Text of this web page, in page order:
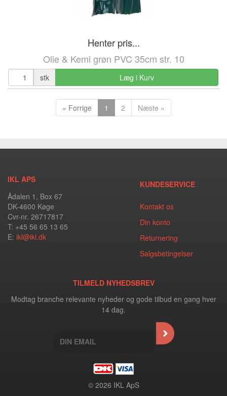
Henter pris...
Olie & Kemi grøn PVC 35cm str. 10
stk Læg i Kurv
« Forrige 1 2 Næste »
IKL APS
Ådalen 1, Box 67
DK-4600 Køge
Cvr-nr. 26717817
T: +45 56 65 13 65
E: ikl@ikl.dk
KUNDESERVICE
Kontakt os
Din konto
Returnering
Salgsbetingelser
TILMELD NYHEDSBREV
Modtag branche relevante nyheder og gode tilbud en gang hver
14 dag.
© 2026 IKL ApS